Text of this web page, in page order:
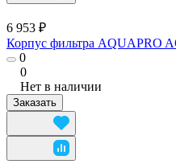
6 953 ₽
Корпус фильтра AQUAPRO
0
0
Нет в наличии
Заказать